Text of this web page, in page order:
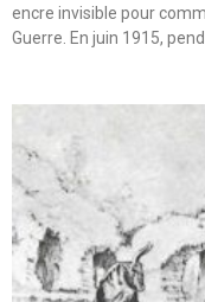
encre invisible pour
Guerre. En juin 1915,